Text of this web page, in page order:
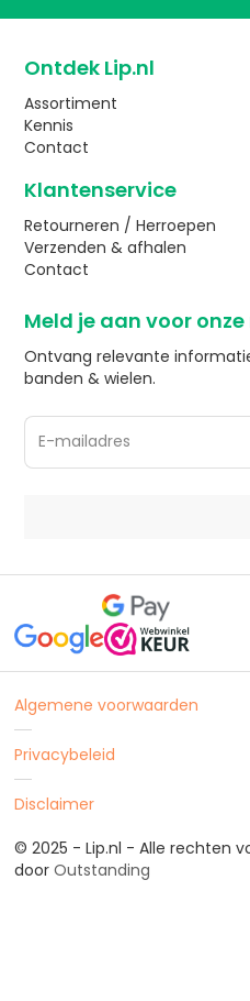
Ontdek Lip.nl
Assortiment
Kennis
Contact
Klantenservice
Retourneren / Herroepen
Verzenden & afhalen
Contact
Meld je aan voor
Ontvang relevante
banden & wielen.
Algemene voorwaarden
Privacybeleid
Disclaimer
© 2025 - Lip.nl - Alle rechten
door Outstanding